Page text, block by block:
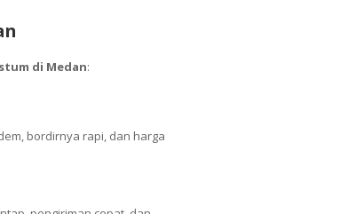
di Medan:
bordirnya rapi, dan harga